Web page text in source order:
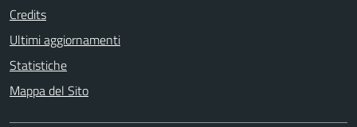
Credits
Ultimi aggiornamenti
Statistiche
Mappa del Sito